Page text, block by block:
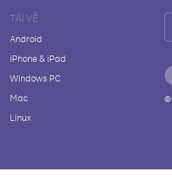
TẢI VỀ
Android
iPhone & iPad
Windows PC
Mac
Linux
©